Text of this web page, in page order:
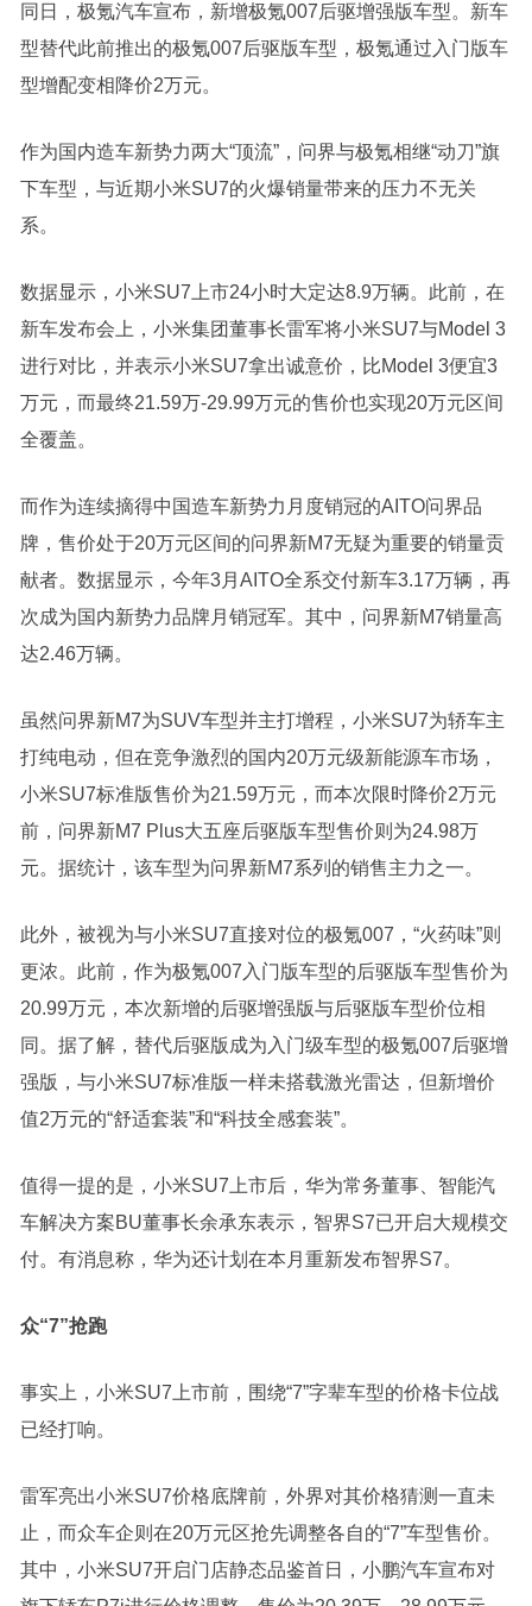
同日，极氪汽车宣布，新增极氪007后驱增强版车型。新车
型替代此前推出的极氪007后驱版车型，极氪通过入门版车
型增配变相降价2万元。
作为国内造车新势力两大“顶流”，问界与极氪相继“动刀”旗
下车型，与近期小米SU7的火爆销量带来的压力不无关
系。
数据显示，小米SU7上市24小时大定达8.9万辆。此前，在
新车发布会上，小米集团董事长雷军将小米SU7与Model 3
进行对比，并表示小米SU7拿出诚意价，比Model 3便宜3
万元，而最终21.59万-29.99万元的售价也实现20万元区间
全覆盖。
而作为连续摘得中国造车新势力月度销冠的AITO问界品
牌，售价处于20万元区间的问界新M7无疑为重要的销量贡
献者。数据显示，今年3月AITO全系交付新车3.17万辆，再
次成为国内新势力品牌月销冠军。其中，问界新M7销量高
达2.46万辆。
虽然问界新M7为SUV车型并主打增程，小米SU7为轿车主
打纯电动，但在竞争激烈的国内20万元级新能源车市场，
小米SU7标准版售价为21.59万元，而本次限时降价2万元
前，问界新M7 Plus大五座后驱版车型售价则为24.98万
元。据统计，该车型为问界新M7系列的销售主力之一。
此外，被视为与小米SU7直接对位的极氪007，“火药味”则
更浓。此前，作为极氪007入门版车型的后驱版车型售价为
20.99万元，本次新增的后驱增强版与后驱版车型价位相
同。据了解，替代后驱版成为入门级车型的极氪007后驱增
强版，与小米SU7标准版一样未搭载激光雷达 ，但新增价
值2万元的“舒适套装”和“科技全感套装”。
值得一提的是，小米SU7上市后，华为常务董事、智能汽
车解决方案BU董事长余承东表示，智界S7已开启大规模交
付。有消息称，华为还计划在本月重新发布智界S7。
众“7”抢跑
事实上，小米SU7上市前，围绕“7”字辈车型的价格卡位战
已经打响。
雷军亮出小米SU7价格底牌前，外界对其价格猜测一直未
止，而众车企则在20万元区抢先调整各自的“7”车型售价。
其中，小米SU7开启门店静态品鉴首日， 小鹏汽车宣布对